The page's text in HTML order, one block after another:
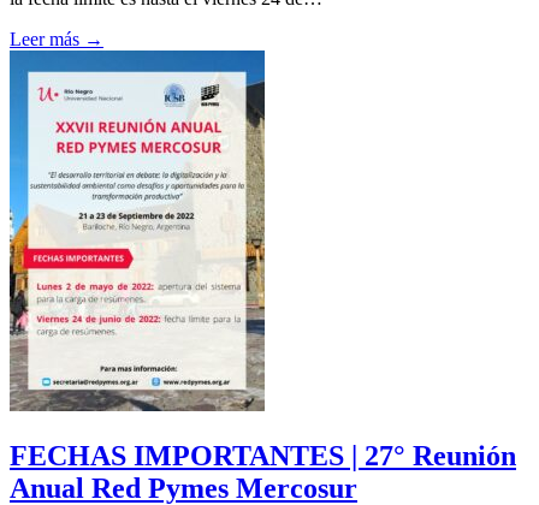
Leer más →
FECHAS IMPORTANTES | 27° Reunión
Anual Red Pymes Mercosur